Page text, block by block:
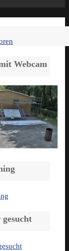
Webcam